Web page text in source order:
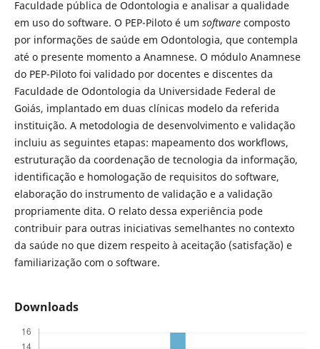
Faculdade pública de Odontologia e analisar a qualidade
em uso do software. O PEP-Piloto é um softwarecomposto
por informações de saúde em Odontologia, que contempla
até o presente momento a Anamnese. O módulo Anamnese
do PEP-Piloto foi validado por docentes e discentes da
Faculdade de Odontologia da Universidade Federal de
Goiás, implantado em duas clínicas modelo da referida
instituição. A metodologia de desenvolvimento e validação
incluiu as seguintes etapas: mapeamento dos workflows,
estruturação da coordenação de tecnologia da informação,
identificação e homologação de requisitos do software,
elaboração do instrumento de validação e a validação
propriamente dita. O relato dessa experiência pode
contribuir para outras iniciativas semelhantes no contexto
da saúde no que dizem respeito à aceitação (satisfação) e
familiarização com o software.
Downloads